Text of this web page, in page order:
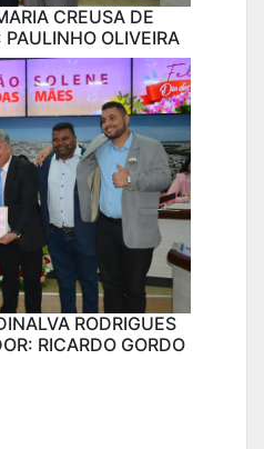
CREUSA DE
PAULINHO OLIVEIRA
RODRIGUES
RICARDO GORDO